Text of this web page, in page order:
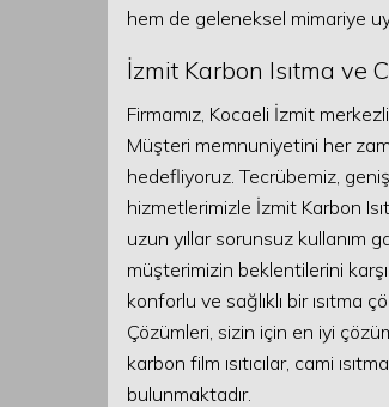
hem de geleneksel mimariye
İzmit Karbon Isıtma ve
Firmamız, Kocaeli İzmit
Müşteri memnuniyetini her
hedefliyoruz. Tecrübemiz,
hizmetlerimizle İzmit Karbon
uzun yıllar sorunsuz kullanım
müşterimizin beklentilerini
konforlu ve sağlıklı bir ısıtma
Çözümleri, sizin için en iyi
karbon film ısıtıcılar, cami
bulunmaktadır.